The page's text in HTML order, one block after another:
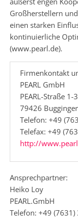
Großherstellern
einen starken
kontinuierliche
(www.pearl.de).
Firmenkontakt
PEARL GmbH
PEARL-Straße 1-3
79426
Telefon: +49
Telefax: +49
http://
Ansprechpartner:
Heiko Loy
PEARL.GmbH
Telefon: +49 (7631)